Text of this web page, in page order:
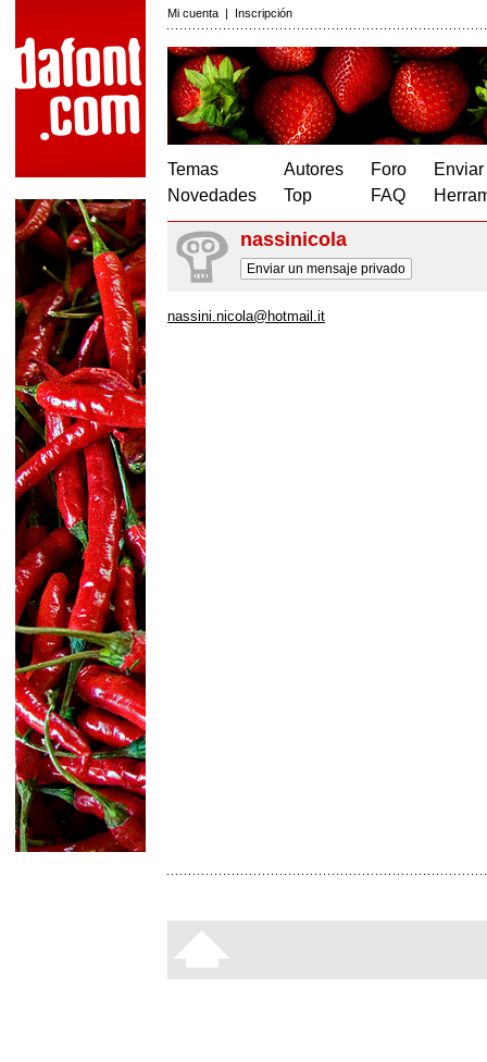
Mi cuenta | Inscripción
Temas
Novedades
Autores
Top
Foro
FAQ
nassinicola
Enviar un mensaje privado
nassini.nicola@hotmail.it